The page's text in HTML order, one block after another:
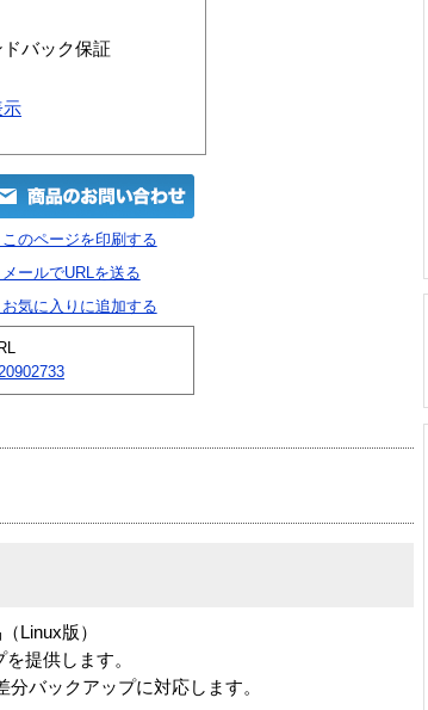
バック保証
示
のページを印刷する
ールでURLを送る
お気に入りに追加する
Linux版）
提供します。
バックアップに対応します。